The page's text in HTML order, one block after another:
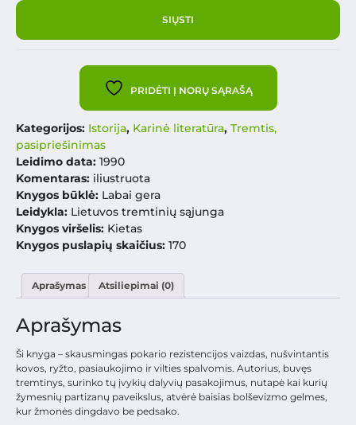
PRIDĖTI Į NORŲ SĄRAŠĄ
Kategorijos: Istorija, Karinė literatūra, Tremtis,
pasipriešinimas
Leidimo data: 1990
Komentaras: iliustruota
Knygos būklė: Labai gera
Leidykla: Lietuvos tremtinių sąjunga
Knygos viršelis: Kietas
Knygos puslapių skaičius: 170
Aprašymas Atsiliepimai (0)
Aprašymas
Ši knyga – skausmingas pokario rezistencijos vaizdas, nušvintantis
kovos, ryžto, pasiaukojimo ir vilties spalvomis. Autorius, buvęs
tremtinys, surinko tų įvykių dalyvių pasakojimus, nutapė kai kurių
žymesnių partizanų paveikslus, atvėrė baisias bolševizmo gelmes,
kur žmonės dingdavo be pedsako.